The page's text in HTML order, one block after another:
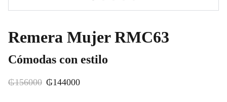
Remera Mujer RMC63
Cómodas con estilo
₲156000 ₲144000